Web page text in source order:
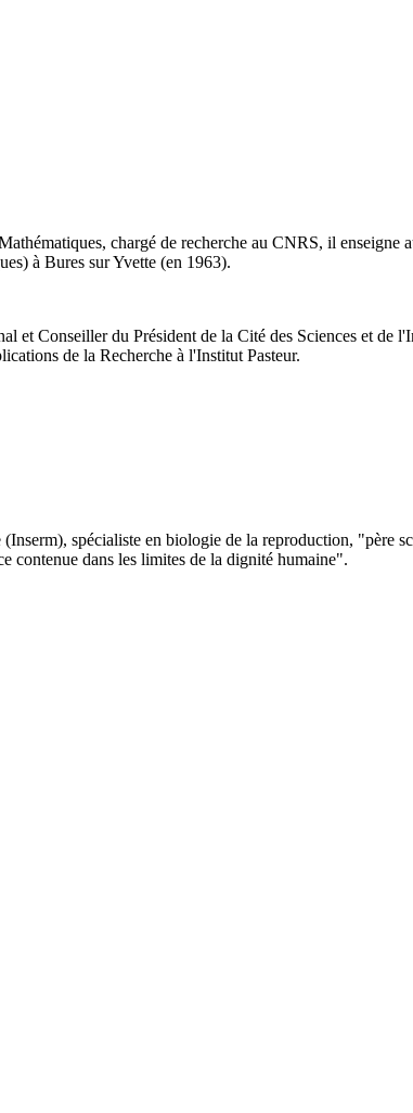
chargé de recherche au CNRS, il enseigne
à Bures sur Yvette (en 1963).
et Conseiller du Président de la Cité des Sciences et
de la Recherche à l'Institut Pasteur.
spécialiste en biologie de la reproduction, "père
contenue dans les limites de la dignité humaine".